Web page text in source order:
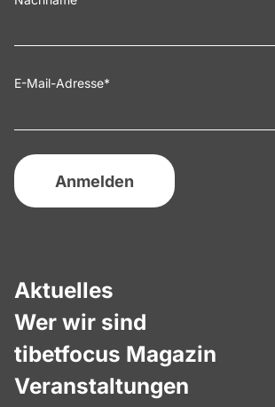
Aktuelles
Wer wir sind
tibetfocus Magazin
Veranstaltungen
E-Mail-Adresse*